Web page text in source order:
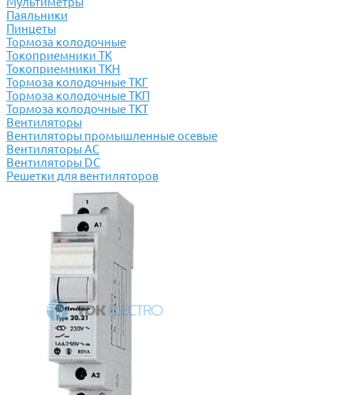
Паяльники
Пинцеты
Тормоза колодочные
Токоприемники ТК
Токоприемники ТКН
Тормоза колодочные ТКГ
Тормоза колодочные ТКП
Тормоза колодочные ТКТ
Вентиляторы
Вентиляторы промышленные осевые
Вентиляторы АС
Вентиляторы DC
Решетки для вентиляторов